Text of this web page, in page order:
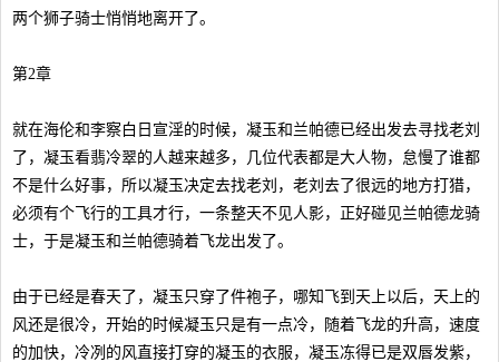
两个狮子骑士悄悄地离开了。
第2章
就在海伦和李察白日宣淫的时候，凝玉和兰帕德已经出发去寻找老刘
了，凝玉看翡冷翠的人越来越多，几位代表都是大人物，怠慢了谁都
不是什么好事，所以凝玉决定去找老刘，老刘去了很远的地方打猎，
必须有个飞行的工具才行，一条整天不见人影，正好碰见兰帕德龙骑
士，于是凝玉和兰帕德骑着飞龙出发了。
由于已经是春天了，凝玉只穿了件袍子，哪知飞到天上以后，天上的
风还是很冷，开始的时候凝玉只是有一点冷，随着飞龙的升高，速度
的加快，冷冽的风直接打穿的凝玉的衣服，凝玉冻得已是双唇发紫，